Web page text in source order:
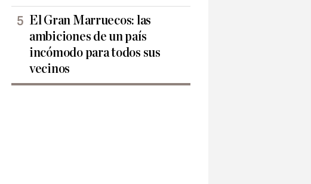
El Gran Marruecos: las
ambiciones de un país
incómodo para todos sus
vecinos